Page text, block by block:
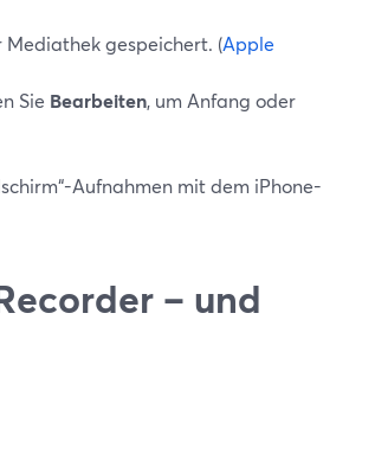
Mediathek gespeichert. (Apple
Sie Bearbeiten, um Anfang oder
Aufnahmen mit dem iPhone-
– und